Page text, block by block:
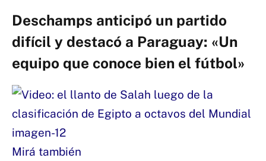
Deschamps anticipó un partido
difícil y destacó a Paraguay: «Un
equipo que conoce bien el fútbol»
Mirá también